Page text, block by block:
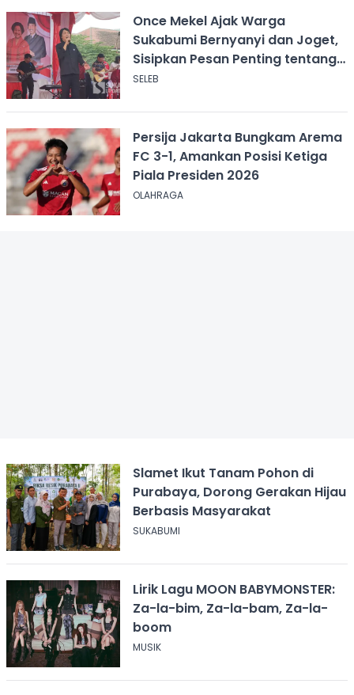
Once Mekel Ajak Warga
Sukabumi Bernyanyi dan Joget,
Sisipkan Pesan Penting tentang
ASI
SELEB
Persija Jakarta Bungkam Arema
FC 3-1, Amankan Posisi Ketiga
Piala Presiden 2026
OLAHRAGA
Slamet Ikut Tanam Pohon di
Purabaya, Dorong Gerakan Hijau
Berbasis Masyarakat
SUKABUMI
Lirik Lagu MOON BABYMONSTER:
Za-la-bim, Za-la-bam, Za-la-
boom
MUSIK